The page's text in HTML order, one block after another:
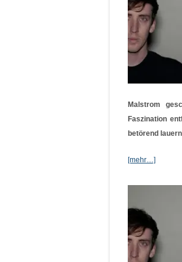
Malstrom
Faszination
betörend
[mehr…]